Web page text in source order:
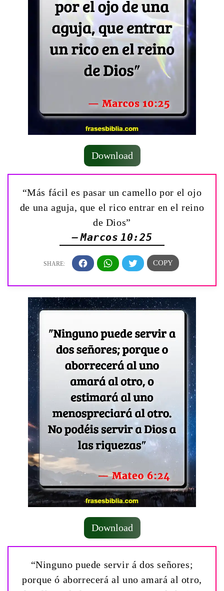
Download
“Más fácil es pasar un camello por el ojo
de una aguja, que el rico entrar en el reino
de Dios”
— Marcos 10:25
Download
“Ninguno puede servir á dos señores;
porque ó aborrecerá al uno amará al otro,